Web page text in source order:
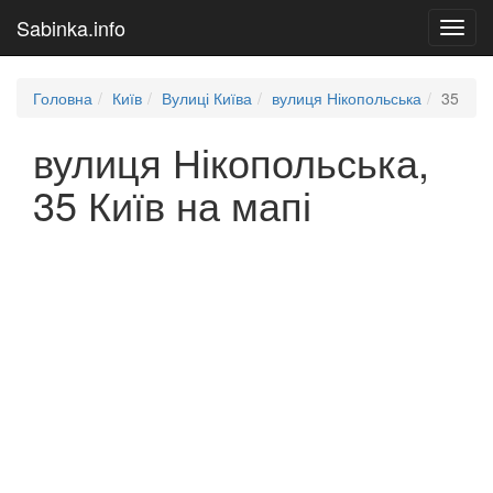
Sabinka.info
Головна Київ Вулиці Київа вулиця Нікопольська 35
вулиця Нікопольська,
35 Київ на мапі